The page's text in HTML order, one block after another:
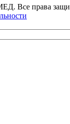
Все права